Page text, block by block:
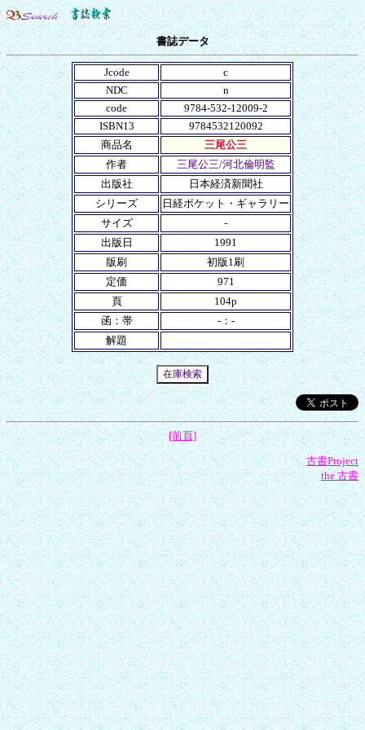
書誌データ
Jcode
c
NDC
n
code
9784-532-12009-2
ISBN13
9784532120092
商品名
三尾公三
作者
三尾公三/河北倫明監
出版社
日本経済新聞社
シリーズ
日経ポケット・ギャラリー
サイズ
-
出版日
1991
版刷
初版1刷
定価
971
頁
104p
函：帯
-：-
解題
[前頁]
古書Project
the 古書